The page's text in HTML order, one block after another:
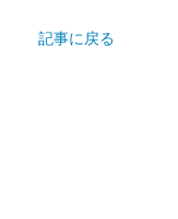
記事に戻る